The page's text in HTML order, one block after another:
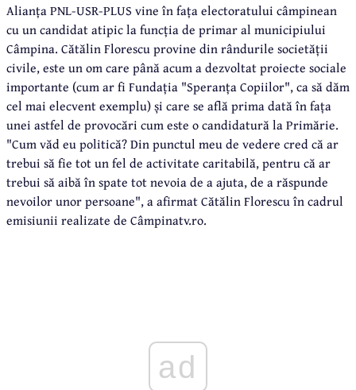
Alianța PNL-USR-PLUS vine în fața electoratului câmpinean
cu un candidat atipic la funcția de primar al municipiului
Câmpina. Cătălin Florescu provine din rândurile societății
civile, este un om care până acum a dezvoltat proiecte sociale
importante (cum ar fi Fundația "Speranța Copiilor", ca să dăm
cel mai elecvent exemplu) și care se află prima dată în fața
unei astfel de provocări cum este o candidatură la Primărie.
"Cum văd eu politică? Din punctul meu de vedere cred că ar
trebui să fie tot un fel de activitate caritabilă, pentru că ar
trebui să aibă în spate tot nevoia de a ajuta, de a răspunde
nevoilor unor persoane", a afirmat Cătălin Florescu în cadrul
emisiunii realizate de Câmpinatv.ro.
ad